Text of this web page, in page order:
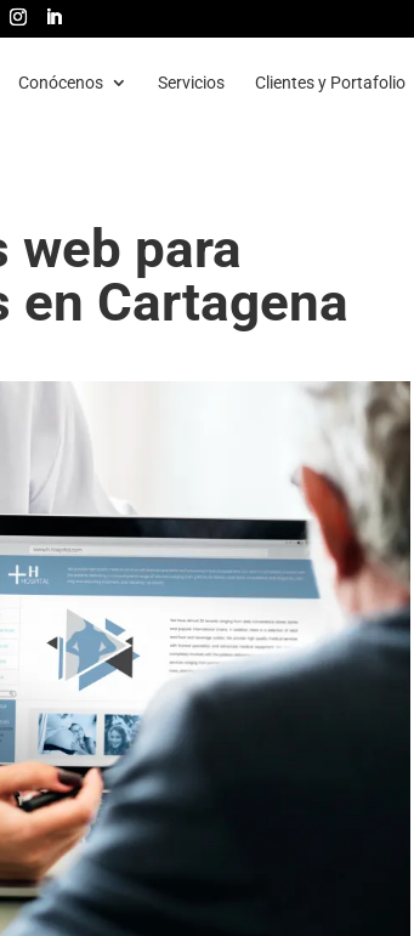
Conócenos Servicios Clientes y Portafolio
web para
Cartagena